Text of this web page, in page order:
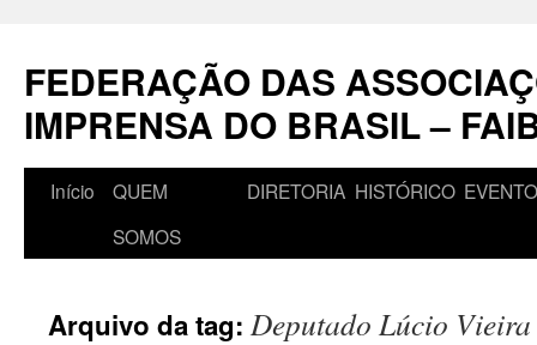
conteúdo
FEDERAÇÃO DAS
IMPRENSA DO BRASIL –
Início
QUEM
SOMOS
DIRETORIA HISTÓRICO
Arquivo da tag: Deputado Lúcio